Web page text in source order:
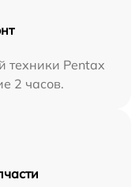
техники Pentax
2 часов.